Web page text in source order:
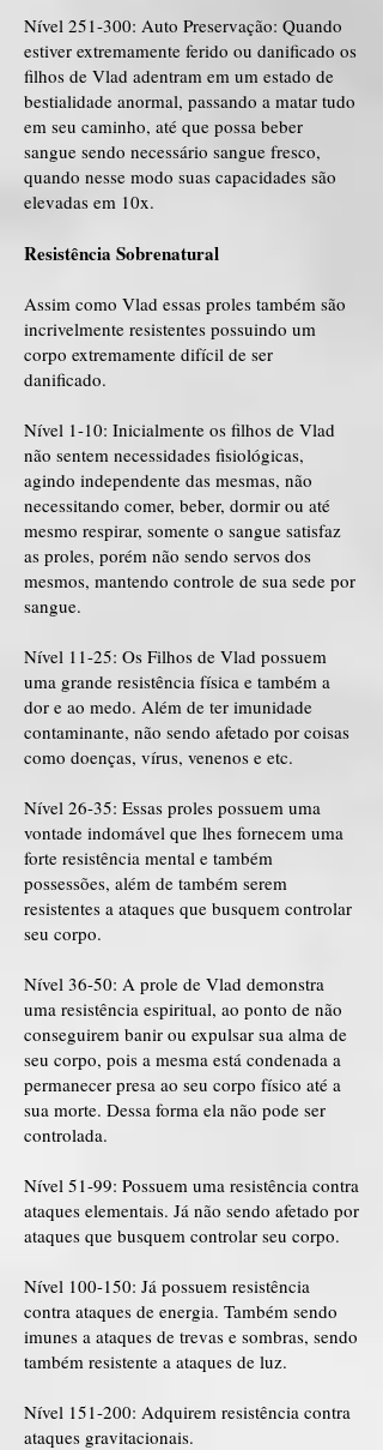
Nível 251-300: Auto Preservação: Quando
estiver extremamente ferido ou danificado os
filhos de Vlad adentram em um estado de
bestialidade anormal, passando a matar tudo
em seu caminho, até que possa beber
sangue sendo necessário sangue fresco,
quando nesse modo suas capacidades são
elevadas em 10x.
Resistência Sobrenatural
Assim como Vlad essas proles também são
incrivelmente resistentes possuindo um
corpo extremamente difícil de ser
danificado.
Nível 1-10: Inicialmente os filhos de Vlad
não sentem necessidades fisiológicas,
agindo independente das mesmas, não
necessitando comer, beber, dormir ou até
mesmo respirar, somente o sangue satisfaz
as proles, porém não sendo servos dos
mesmos, mantendo controle de sua sede por
sangue.
Nível 11-25: Os Filhos de Vlad possuem
uma grande resistência física e também a
dor e ao medo. Além de ter imunidade
contaminante, não sendo afetado por coisas
como doenças, vírus, venenos e etc.
Nível 26-35: Essas proles possuem uma
vontade indomável que lhes fornecem uma
forte resistência mental e também
possessões, além de também serem
resistentes a ataques que busquem controlar
seu corpo.
Nível 36-50: A prole de Vlad demonstra
uma resistência espiritual, ao ponto de não
conseguirem banir ou expulsar sua alma de
seu corpo, pois a mesma está condenada a
permanecer presa ao seu corpo físico até a
sua morte. Dessa forma ela não pode ser
controlada.
Nível 51-99: Possuem uma resistência contra
ataques elementais. Já não sendo afetado por
ataques que busquem controlar seu corpo.
Nível 100-150: Já possuem resistência
contra ataques de energia. Também sendo
imunes a ataques de trevas e sombras, sendo
também resistente a ataques de luz.
Nível 151-200: Adquirem resistência contra
ataques gravitacionais.